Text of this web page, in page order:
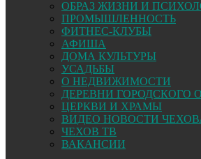
ОБРАЗ ЖИЗНИ И
ПРОМЫШЛЕННОСТЬ
ФИТНЕС-КЛУБЫ
АФИША
ДОМА КУЛЬТУРЫ
УСАДЬБЫ
О НЕДВИЖИМОСТИ
ДЕРЕВНИ ГОРОДСКОГО
ЦЕРКВИ И ХРАМЫ
ВИДЕО НОВОСТИ
ЧЕХОВ ТВ
ВАКАНСИИ